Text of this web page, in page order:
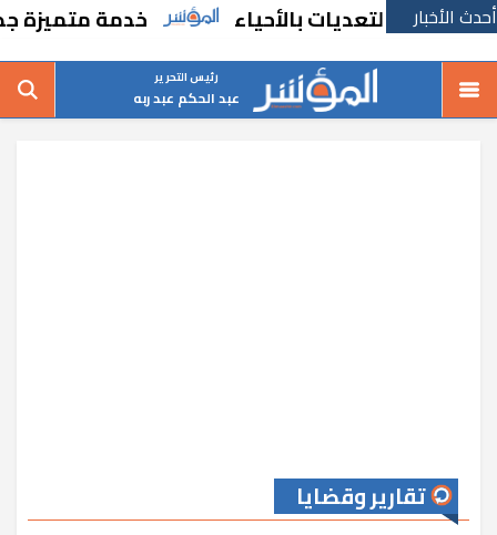
أحدث الأخبار بالأحياء خدمة متميزة جديدة
رئيس التحرير
عبد الحكم عبد ربه
تقارير وقضايا